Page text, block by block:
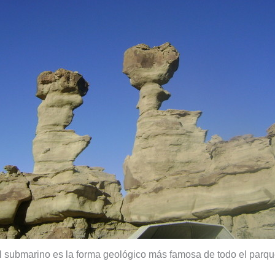
submarino es la forma geológico más famosa de todo el